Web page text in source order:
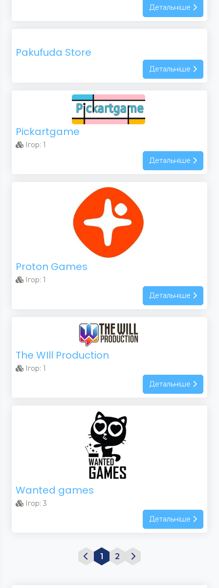
Детальніше
Pakufuda Store
Детальніше
Pickartgame
Ігор: 1
Детальніше
Proton Games
Ігор: 1
Детальніше
The WIll Production
Ігор: 1
Детальніше
Wanted games
Ігор: 3
Детальніше
1 2